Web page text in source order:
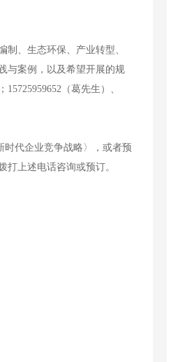
、生态环保、产业转型、
与案例，以及希望开展的规
（葛先生）、
时代企业竞争战略〉，或者预
上述电话咨询或预订。